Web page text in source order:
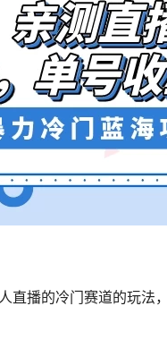
直播的冷门赛道的玩